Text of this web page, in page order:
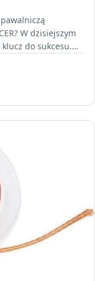
W dzisiejszym
do sukcesu.